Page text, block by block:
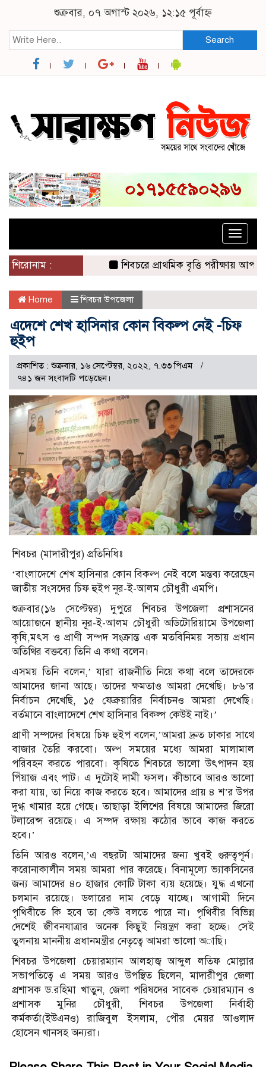
শুক্রবার, ০৭ অগাস্ট ২০২৬, ১২:১৫ পূর্বাহ্ন
Search
Toggle
শিরোনাম :
শিবচরে প্রাথমিক বৃত্তি পরীক্ষায় আপন
Home শিবচর উপজেলা
এদেশে শেখ হাসিনার কোন বিকল্প নেই -চিফ
হুইপ
প্রকাশিত : শুক্রবার, ১৬ সেপ্টেম্বর, ২০২২, ৭.৩৩ পিএম
৭৪১ জন সংবাদটি পড়েছেন।
শিবচর (মাদারীপুর) প্রতিনিধিঃ
‘বাংলাদেশে শেখ হাসিনার কোন বিকল্প নেই বলে মন্তব্য করেছেন
জাতীয় সংসদের চিফ হুইপ নূর-ই-আলম চৌধুরী এমপি।
শুক্রবার(১৬ সেপ্টেম্বর) দুপুরে শিবচর উপজেলা প্রশাসনের
আয়োজনে স্থানীয় নূর-ই-আলম চৌধুরী অডিটোরিয়ামে উপজেলা
কৃষি,মৎস ও প্রাণী সম্পদ সংক্রান্ত এক মতবিনিময় সভায় প্রধান
অতিথির বক্তব্যে তিনি এ কথা বলেন।
এসময় তিনি বলেন,’ যারা রাজনীতি নিয়ে কথা বলে তাদেরকে
আমাদের জানা আছে। তাদের ক্ষমতাও আমরা দেখেছি। ৮৬’র
নির্বাচন দেখেছি, ১৫ ফেব্রুয়ারির নির্বাচনও আমরা দেখেছি।
বর্তমানে বাংলাদেশে শেখ হাসিনার বিকল্প কেউই নাই।’
প্রাণী সম্পদের বিষয়ে চিফ হুইপ বলেন,’আমরা দ্রুত ঢাকার সাথে
বাজার তৈরি করবো। অল্প সময়ের মধ্যে আমরা মালামাল
পরিবহন করতে পারবো। কৃষিতে শিবচরে ভালো উৎপাদন হয়
পিঁয়াজ এবং পাট। এ দুটোই দামী ফসল। কীভাবে আরও ভালো
করা যায়, তা নিয়ে কাজ করতে হবে। আমাদের প্রায় ৪ শ’র উপর
দুগ্ধ খামার হয়ে গেছে। তাছাড়া ইলিশের বিষয়ে আমাদের জিরো
টলারেন্স রয়েছে। এ সম্পদ রক্ষায় কঠোর ভাবে কাজ করতে
হবে।’
তিনি আরও বলেন,’এ বছরটা আমাদের জন্য খুবই গুরুত্বপূর্ন।
করোনাকালীন সময় আমরা পার করেছে। বিনামূল্যে ভ্যাকসিনের
জন্য আমাদের ৪০ হাজার কোটি টাকা ব্যয় হয়েছে। যুদ্ধ এখনো
চলমান রয়েছে। ডলারের দাম বেড়ে যাচ্ছে। আগামী দিনে
পৃথিবীতে কি হবে তা কেউ বলতে পারে না। পৃথিবীর বিভিন্ন
দেশেই জীবনযাত্রার অনেক কিছুই নিয়ন্ত্রণ করা হচ্ছে। সেই
তুলনায় মাননীয় প্রধানমন্ত্রীর নেতৃত্বে আমরা ভালো অাছি।
শিবচর উপজেলা চেয়ারম্যান আলহাজ্ব আব্দুল লতিফ মোল্লার
সভাপতিত্বে এ সময় আরও উপস্থিত ছিলেন, মাদারীপুর জেলা
প্রশাসক ড.রহিমা খাতুন, জেলা পরিষদের সাবেক চেয়ারম্যান ও
প্রশাসক মুনির চৌধুরী, শিবচর উপজেলা নির্বাহী
কর্মকর্তা(ইউএনও) রাজিবুল ইসলাম, পৌর মেয়র আওলাদ
হোসেন খানসহ অন্যরা।